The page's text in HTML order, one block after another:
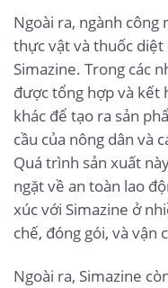
Ngoài ra, ngành công
thực vật và thuốc diệt
Simazine. Trong các
được tổng hợp và kết
khác để tạo ra sản
cầu của nông dân và
Quá trình sản xuất
ngặt về an toàn lao
xúc với Simazine ở
chế, đóng gói, và vận
Ngoài ra, Simazine